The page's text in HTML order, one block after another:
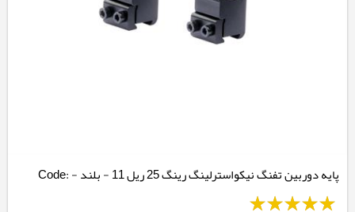
پایه دوربین تفنگ نیکواسترلینگ رینگ 25 ریل 11 - بلند - Code:
NSMM138H